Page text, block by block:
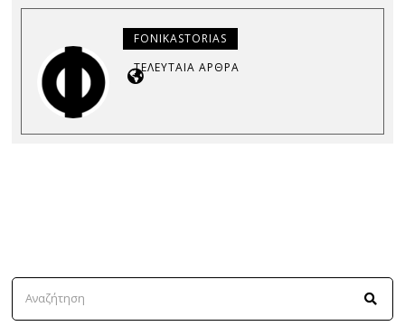
FONIKASTORIAS
ΤΕΛΕΥΤΑΊΑ ΆΡΘΡΑ